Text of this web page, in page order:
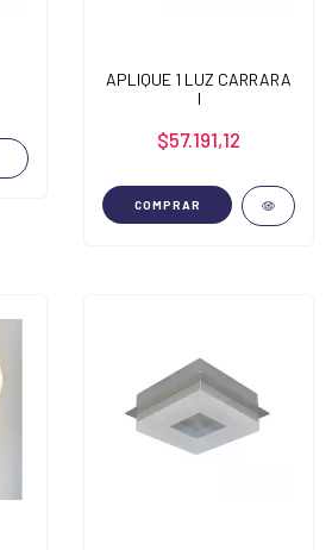
APLIQUE 1 LUZ CARRARA
I
$57.191,12
COMPRAR